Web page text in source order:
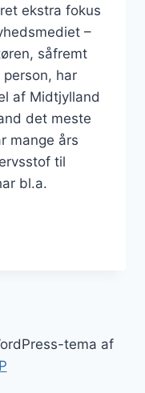
ekstra fokus
–
såfremt
har
af Midtjylland
det meste
mange års
til
bl.a.
tema af